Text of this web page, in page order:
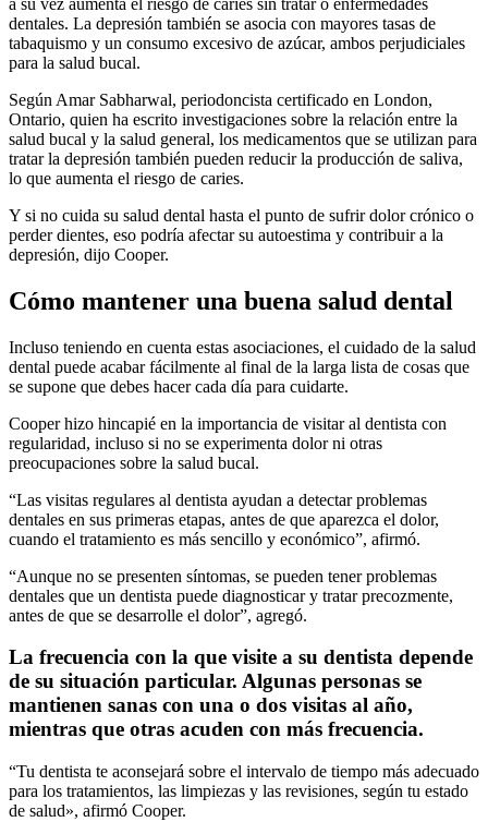
dentales. La depresión también se asocia con mayores tasas de
tabaquismo y un consumo excesivo de azúcar, ambos perjudiciales
para la salud bucal.
Según Amar Sabharwal, periodoncista certificado en London,
Ontario, quien ha escrito investigaciones sobre la relación entre la
salud bucal y la salud general, los medicamentos que se utilizan para
tratar la depresión también pueden reducir la producción de saliva,
lo que aumenta el riesgo de caries.
Y si no cuida su salud dental hasta el punto de sufrir dolor crónico o
perder dientes, eso podría afectar su autoestima y contribuir a la
depresión, dijo Cooper.
Cómo mantener una buena salud dental
Incluso teniendo en cuenta estas asociaciones, el cuidado de la salud
dental puede acabar fácilmente al final de la larga lista de cosas que
se supone que debes hacer cada día para cuidarte.
Cooper hizo hincapié en la importancia de visitar al dentista con
regularidad, incluso si no se experimenta dolor ni otras
preocupaciones sobre la salud bucal.
“Las visitas regulares al dentista ayudan a detectar problemas
dentales en sus primeras etapas, antes de que aparezca el dolor,
cuando el tratamiento es más sencillo y económico”, afirmó.
“Aunque no se presenten síntomas, se pueden tener problemas
dentales que un dentista puede diagnosticar y tratar precozmente,
antes de que se desarrolle el dolor”, agregó.
La frecuencia con la que visite a su dentista depende
de su situación particular. Algunas personas se
mantienen sanas con una o dos visitas al año,
mientras que otras acuden con más frecuencia.
“Tu dentista te aconsejará sobre el intervalo de tiempo más adecuado
para los tratamientos, las limpiezas y las revisiones, según tu estado
de salud», afirmó Cooper.